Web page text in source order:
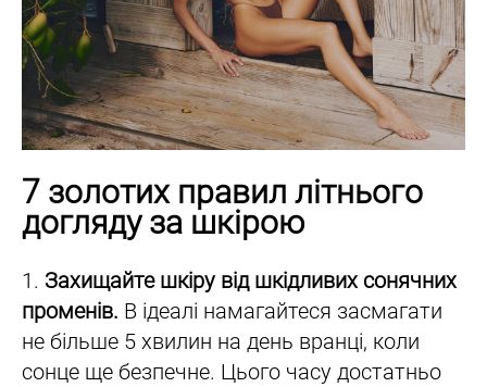
7 золотих правил літнього
догляду за шкірою
1. Захищайте шкіру від шкідливих сонячних
променів. В ідеалі намагайтеся засмагати
не більше 5 хвилин на день вранці, коли
сонце ще безпечне. Цього часу достатньо